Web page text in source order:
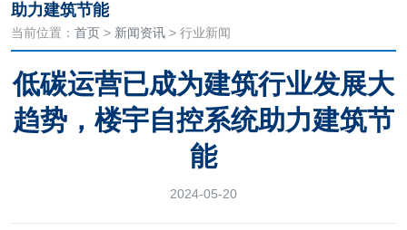
助力建筑节能
当前位置： 首页 > 新闻资讯 > 行业新闻
低碳运营已成为建筑行业发展大
趋势，楼宇自控系统助力建筑节
能
2024-05-20